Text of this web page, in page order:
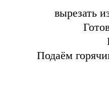
вырезать
Подаём